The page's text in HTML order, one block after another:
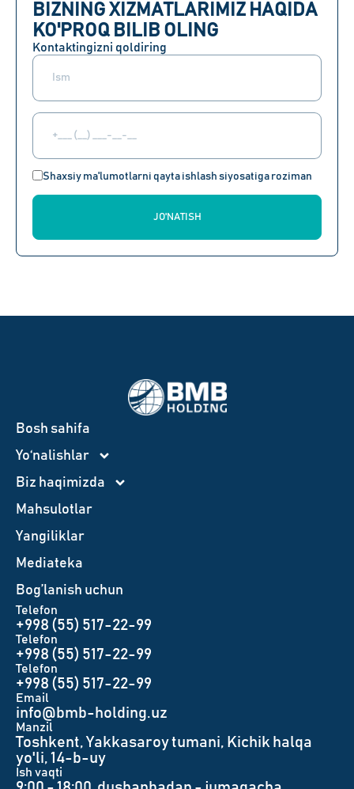
BIZNING XIZMATLARIMIZ HAQIDA
KO'PROQ BILIB OLING
Kontaktingizni qoldiring
Shaxsiy ma'lumotlarni qayta ishlash siyosatiga roziman
JO'NATISH
Bosh sahifa
Yo‘nalishlar
Biz haqimizda
Mahsulotlar
Yangiliklar
Mediateka
Bog’lanish uchun
Telefon
+998 (55) 517-22-99
Telefon
+998 (55) 517-22-99
Telefon
+998 (55) 517-22-99
Email
info@bmb-holding.uz​
Manzil
Toshkent, Yakkasaroy tumani, Kichik halqa
yo'li, 14-b-uy
Ish vaqti